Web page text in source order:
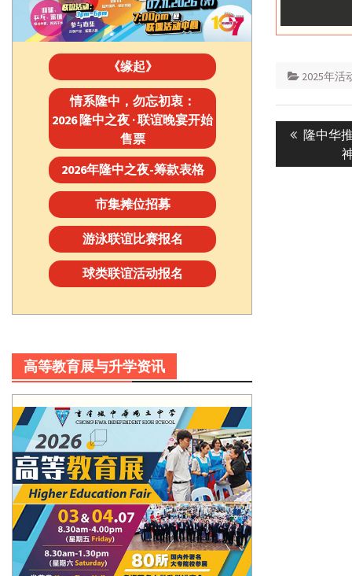
2025年活
Post
Previous
隆中华
《缘起》
情系隆中，勿忘初衷：
2026 隆中之夜 · 联谊晚宴开始
售票
2026年隆中之夜-筹款表格
市集摊位招募
游泳联谊比赛报名
球类联谊活动报名
高等教育展与升学资讯